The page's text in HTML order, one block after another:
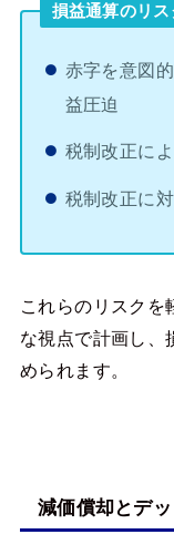
損益通算のリス
赤字を意図
益圧迫
税制改正に
税制改正に
これらのリスクを
な視点で計画し、
められます。
減価償却とデ